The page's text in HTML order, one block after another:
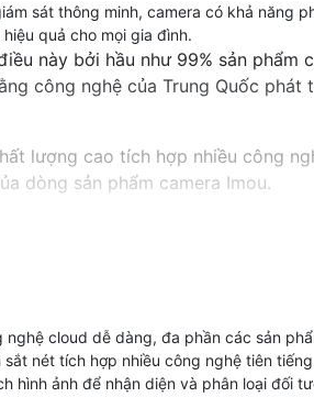
sát thông minh, camera có khả năng
quả cho mọi gia đình.
này bởi hầu như 99% sản phẩm
công nghệ của Trung Quốc phát
lượng cao tích hợp nhiều công
dòng sản phẩm camera Imou.
về camera quan sát và hệ thống
phân khúc với chất lượng hình
cloud dễ dàng, đa phần các sản
nét tích hợp nhiều công nghệ tiên
hình ảnh để nhận diện và phân loại đối